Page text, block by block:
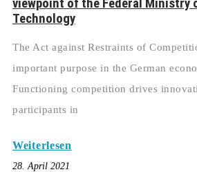
viewpoint of the Federal Ministry
Technology
The Act against Restraints of
important purpose in the German
Functioning competition drives
participants in
Weiterlesen
28. April 2021